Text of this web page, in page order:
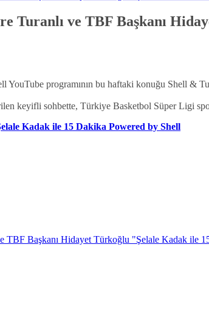
Turanlı ve TBF Başkanı
YouTube programının bu haftaki konuğu Shell &
keyifli sohbette, Türkiye Basketbol Süper Ligi
Kadak ile 15 Dakika Powered by Shell
TBF Başkanı Hidayet Türkoğlu "Şelale Kadak ile